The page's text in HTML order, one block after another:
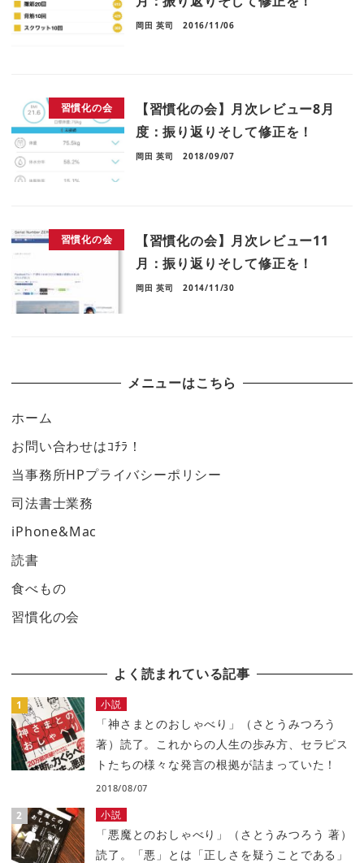
岡田 英司 2016/11/06
習慣化の会
【習慣化の会】月次レビュー8月
度：振り返りそして修正を！
岡田 英司 2018/09/07
習慣化の会
【習慣化の会】月次レビュー11
月：振り返りそして修正を！
岡田 英司 2014/11/30
メニューはこちら
ホーム
お問い合わせはｺﾁﾗ！
当事務所HPプライバシーポリシー
司法書士業務
iPhone&Mac
読書
食べもの
習慣化の会
よく読まれている記事
小説
「神さまとのおしゃべり」（さとうみつろう
著）読了。これからの人生の歩み方、セラピス
トたちの様々な発言の根拠が詰まっていた！
2018/08/07
小説
「悪魔とのおしゃべり」（さとうみつろう 著）
読了。「悪」とは「正しさを疑うことである」